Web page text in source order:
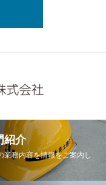
紹介
業務内容を情報をご案内し